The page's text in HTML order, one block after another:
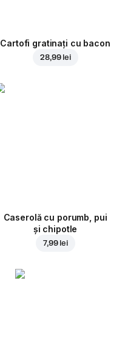
Cartofi gratinați cu bacon
28,99 lei
Caserolă cu porumb, pui
și chipotle
7,99 lei